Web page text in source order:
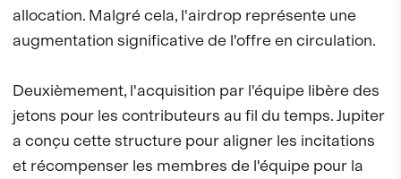
allocation. Malgré cela, l'airdrop représente une
augmentation significative de l'offre en circulation.
Deuxièmement, l'acquisition par l'équipe libère des
jetons pour les contributeurs au fil du temps. Jupiter
a conçu cette structure pour aligner les incitations
et récompenser les membres de l'équipe pour la